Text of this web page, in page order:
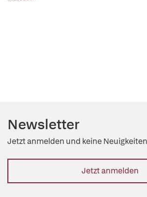
Newsletter
Jetzt anmelden und keine
Jetzt anmelden